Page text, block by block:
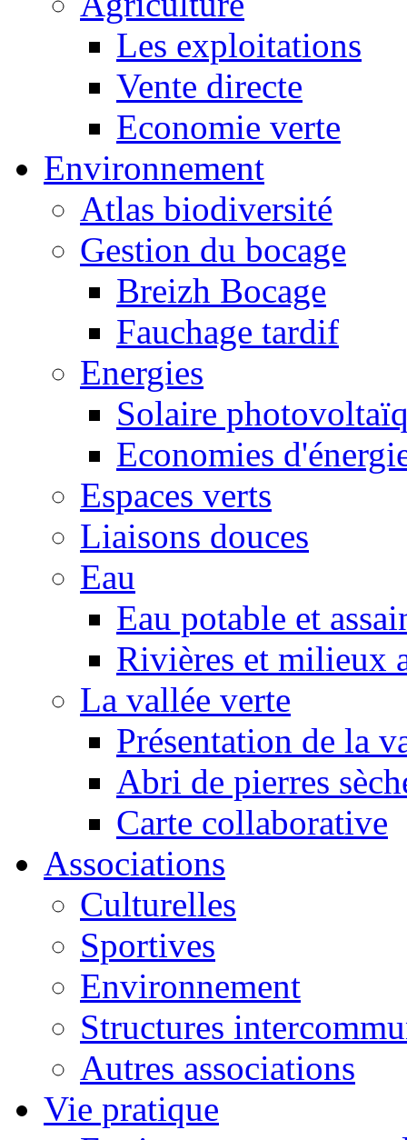
Les exploitations
Vente directe
Economie verte
Environnement
Atlas biodiversité
Gestion du bocage
Breizh Bocage
Fauchage tardif
Energies
Solaire
Economies
Espaces verts
Liaisons douces
Eau
Eau potable et
Rivières et milieux
La vallée verte
Présentation de la
Abri de pierres
Carte collaborative
Associations
Culturelles
Sportives
Environnement
Structures
Autres associations
Vie pratique